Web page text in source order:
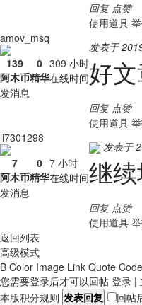
回复 点赞
使用道具
amov_msq
139
阿木币
0
精华
309 小时
在线时间
发消息
发表于
好
回复 点赞
使用道具
li7301298
7
阿木币
0
精华
7 小时
在线时间
发消息
发表于
继
回复 点赞
使用道具
返回列表
高级模式
B Color Image Link Quote Code
您需要登录后才可以回帖 登录 |
本版积分规则 发表回复 回帖